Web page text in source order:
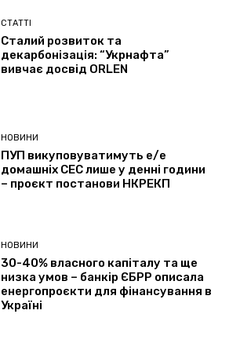
СТАТТІ
Сталий розвиток та
декарбонізація: “Укрнафта”
вивчає досвід ORLEN
НОВИНИ
ПУП викуповуватимуть е/е
домашніх СЕС лише у денні години
– проєкт постанови НКРЕКП
НОВИНИ
30-40% власного капіталу та ще
низка умов – банкір ЄБРР описала
енергопроєкти для фінансування в
Україні